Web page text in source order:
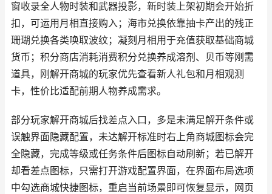
窗收录全人物时装和武器投影，新时装上架初期会开始折
扣，可运用月相直接购入；海市兑换依靠抽卡产出的残正
珊瑚兑换各类唤取波纹；凝刻月相用于充值获取基础商城
货币；积分商店消耗消费积分兑换养成溶剂、贝币等刚需
道具，刚解开商城的玩家优先查看新人礼包和月相观测
卡，性价比适配前期人物养成需求。
部分玩家解开商城后找差点入口，多是未满足解开条件或
误触界面隐藏配置，未达解开标准时右上角商城图标会完
全隐藏，完成等级或任务条件后图标自动刷新；若已解开
却看差点图标，只需打开游戏配置界面，在界面布局选项
中勾选商城快捷图标，重启当前场景即可恢复显示，网页